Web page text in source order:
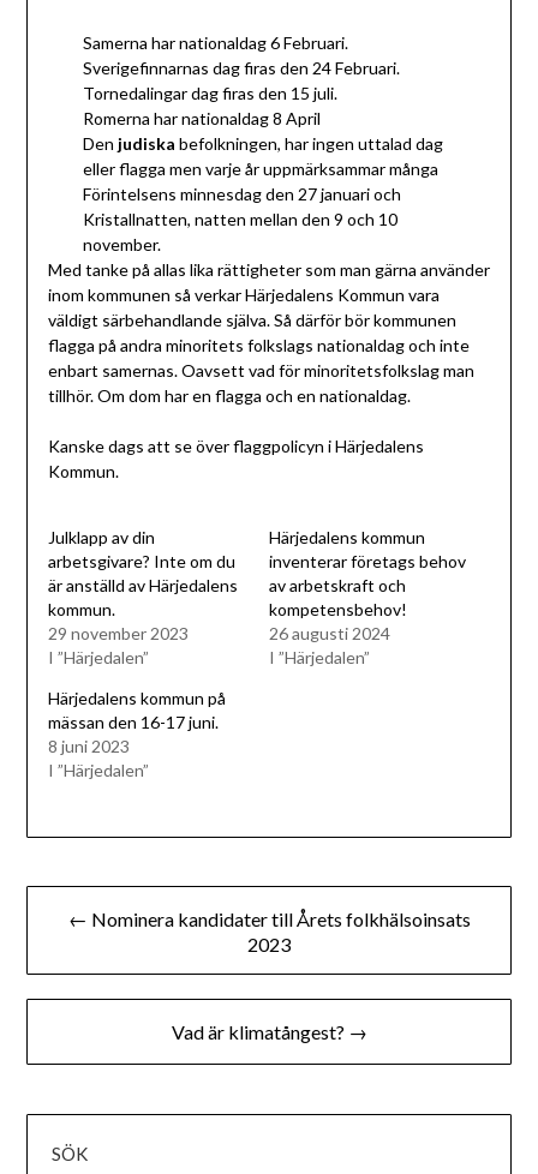
Samerna har nationaldag 6 Februari.
Sverigefinnarnas dag firas den 24 Februari.
Tornedalingar dag firas den 15 juli.
Romerna har nationaldag 8 April
Den judiska befolkningen, har ingen uttalad dag
eller flagga men varje år uppmärksammar många
Förintelsens minnesdag den 27 januari och
Kristallnatten, natten mellan den 9 och 10
november.
Med tanke på allas lika rättigheter som man gärna använder
inom kommunen så verkar Härjedalens Kommun vara
väldigt särbehandlande själva. Så därför bör kommunen
flagga på andra minoritets folkslags nationaldag och inte
enbart samernas. Oavsett vad för minoritetsfolkslag man
tillhör. Om dom har en flagga och en nationaldag.
Kanske dags att se över flaggpolicyn i Härjedalens
Kommun.
Julklapp av din
arbetsgivare? Inte om du
är anställd av Härjedalens
kommun.
29 november 2023
I ”Härjedalen”
Härjedalens kommun
inventerar företags behov
av arbetskraft och
kompetensbehov!
26 augusti 2024
I ”Härjedalen”
Härjedalens kommun på
mässan den 16-17 juni.
8 juni 2023
I ”Härjedalen”
Inläggsnavigering
← Nominera kandidater till Årets folkhälsoinsats
2023
Vad är klimatångest? →
SÖK